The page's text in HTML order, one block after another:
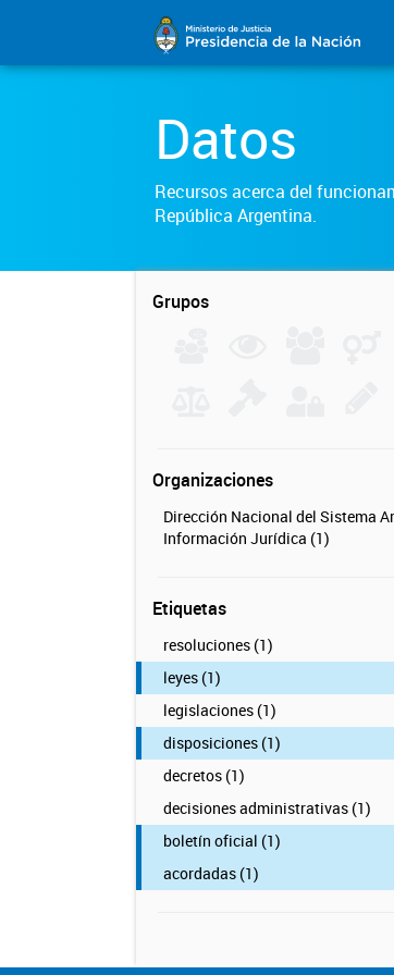
Datos
Recursos acerca del
República Argentina.
Grupos
Organizaciones
Dirección Nacional del Sistema
Información Jurídica (1)
Etiquetas
resoluciones (1)
leyes (1)
legislaciones (1)
disposiciones (1)
decretos (1)
decisiones administrativas (1)
boletín oficial (1)
acordadas (1)